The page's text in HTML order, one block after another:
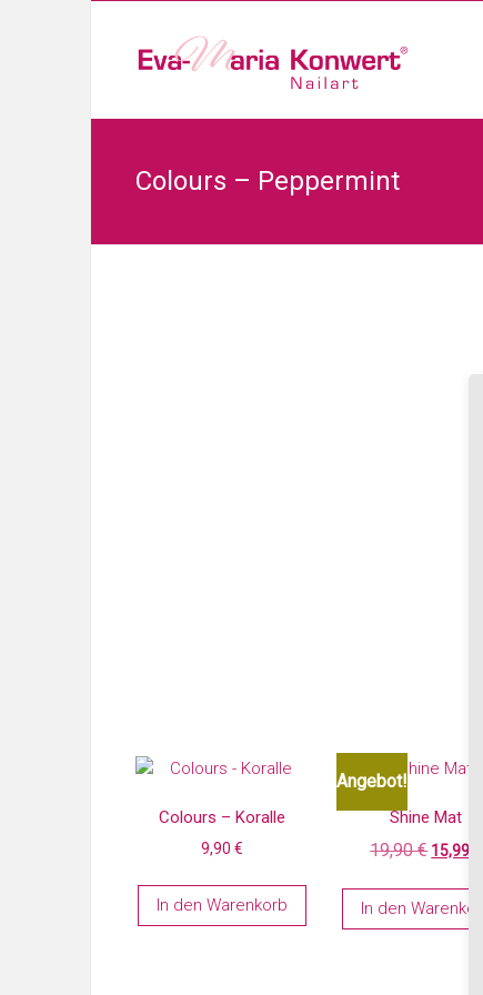
Colours – Peppermint
Colours – Koralle
9,90€
In den Warenkorb
Angebot!
Shine Mat
19,90€ 15,99
In den Warenkorb